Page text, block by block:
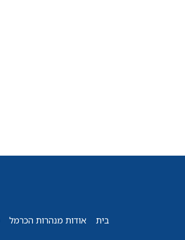
בית אודות מנהרות הכרמל